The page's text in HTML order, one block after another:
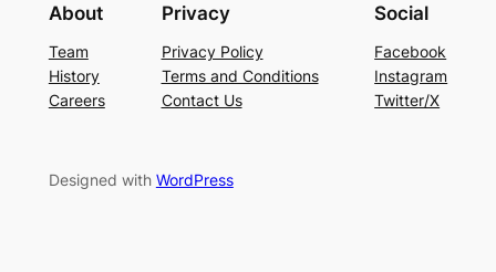
About
Team
History
Careers
Privacy
Privacy Policy
Terms and Conditions
Contact Us
Social
Facebook
Instagram
Twitter/X
Designed with WordPress